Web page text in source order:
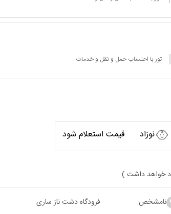
تور با احتساب حمل و نقل و خدمات
نوزاد قیمت استعلام شود
خواهد داشت )
نامشخص فرودگاه دشت ناز ساری